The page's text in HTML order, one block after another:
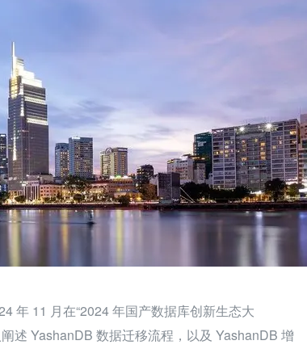
年 11 月在“2024 年国产数据库创新生态大
述 YashanDB 数据迁移流程，以及 YashanDB 增